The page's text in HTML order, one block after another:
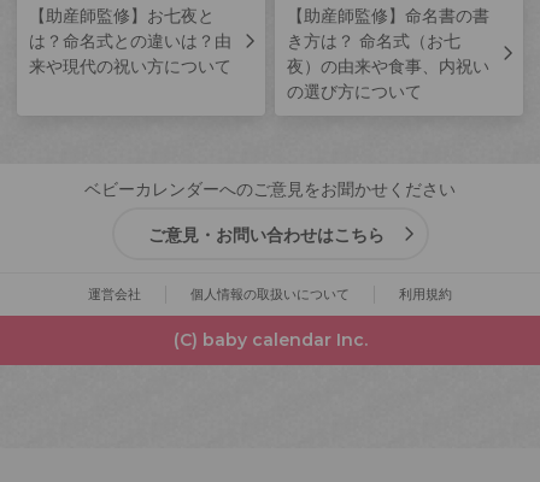
【助産師監修】お七夜と
は？命名式との違いは？由
来や現代の祝い方について
【助産師監修】命名書の書
き方は？ 命名式（お七
夜）の由来や食事、内祝い
の選び方について
ベビーカレンダーへのご意見をお聞かせください
ご意見・お問い合わせはこちら
運営会社 個人情報の取扱いについて 利用規約
(C) baby calendar Inc.